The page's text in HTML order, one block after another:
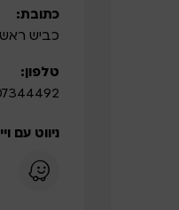
כתובת:
כביש
טלפון:
| 046352482
ניווט עם